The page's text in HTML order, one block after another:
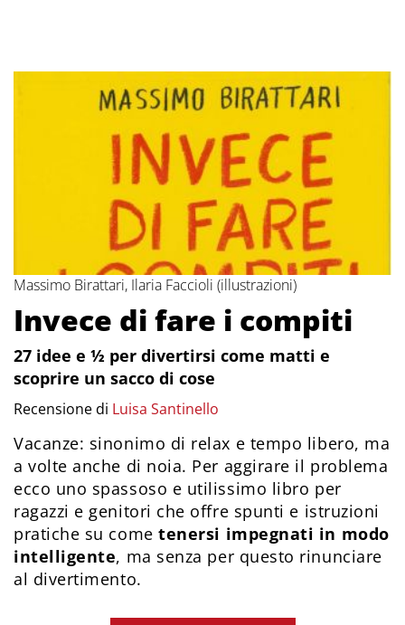
Massimo Birattari, Ilaria Faccioli (illustrazioni)
Invece di fare i compiti
27 idee e ½ per divertirsi come matti e
scoprire un sacco di cose
Recensione di Luisa Santinello
Vacanze: sinonimo di relax e tempo libero, ma
a volte anche di noia. Per aggirare il problema
ecco uno spassoso e utilissimo libro per
ragazzi e genitori che offre spunti e istruzioni
pratiche su cometenersi impegnati in modo
intelligente, ma senza per questo rinunciare
al divertimento.